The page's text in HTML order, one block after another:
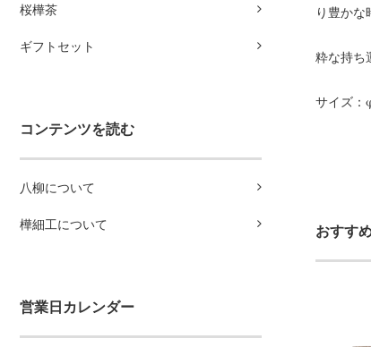
桜樺茶
ギフトセット
コンテンツを読む
八柳について
樺細工について
営業日カレンダー
り豊かな
粋な持ち
サイズ：
おすす